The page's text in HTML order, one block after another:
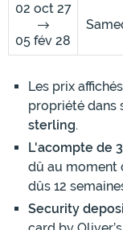
02 oct 27
05 fév 28
Les prix
propriété dans
sterling.
L'acompte de
dû au moment
dûs 12
Security